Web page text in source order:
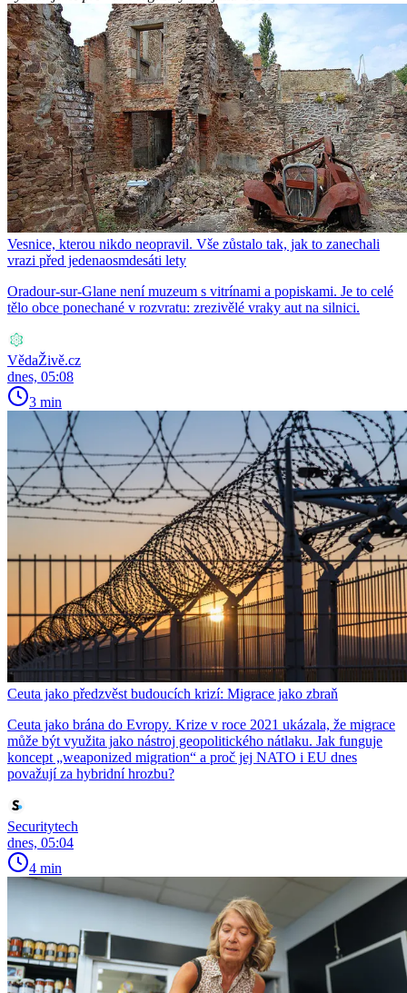
Vesnice, kterou nikdo neopravil. Vše zůstalo tak, jak to zanechali
vrazi před jedenaosmdesáti lety
Oradour-sur-Glane není muzeum s vitrínami a popiskami. Je to celé
tělo obce ponechané v rozvratu: zrezivělé vraky aut na silnici.
VědaŽivě.cz
dnes, 05:08
3 min
Ceuta jako předzvěst budoucích krizí: Migrace jako zbraň
Ceuta jako brána do Evropy. Krize v roce 2021 ukázala, že migrace
může být využita jako nástroj geopolitického nátlaku. Jak funguje
koncept „weaponized migration“ a proč jej NATO i EU dnes
považují za hybridní hrozbu?
Securitytech
dnes, 05:04
4 min